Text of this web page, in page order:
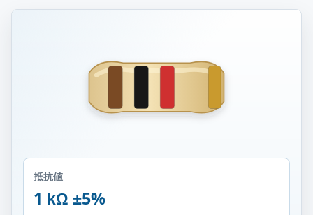
抵抗値
1 kΩ ±5%